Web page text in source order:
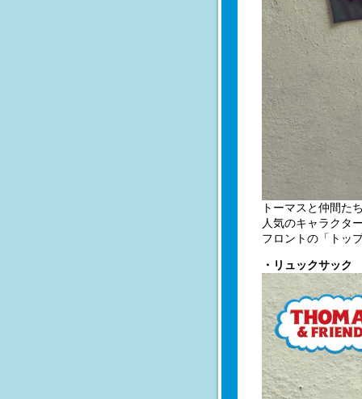
トーマスと仲間た
人気のキャラクタ
フロントの「トッ
・リュックサック